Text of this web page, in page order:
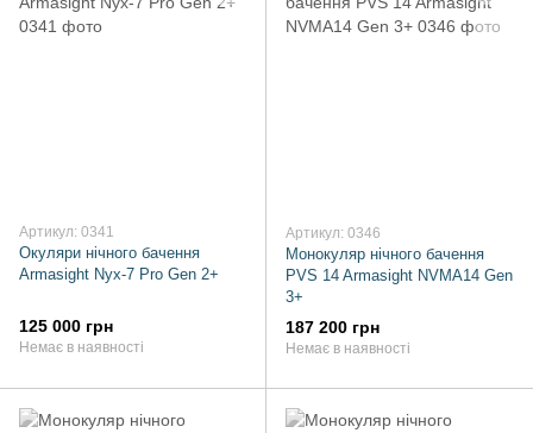
Артикул: 0341
Окуляри нічного бачення
Armasight Nyx-7 Pro Gen 2+
125 000 грн
Немає в наявності
Артикул: 0346
Монокуляр нічного бачення
PVS 14 Armasight NVMA14 Gen
3+
187 200 грн
Немає в наявності